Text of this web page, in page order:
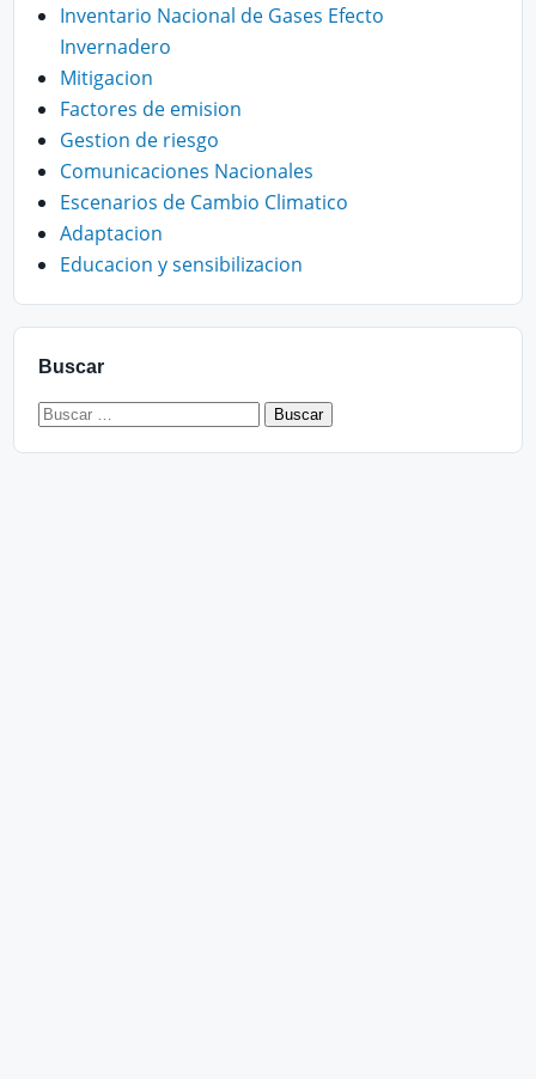
Inventario Nacional de Gases Efecto
Invernadero
Mitigacion
Factores de emision
Gestion de riesgo
Comunicaciones Nacionales
Escenarios de Cambio Climatico
Adaptacion
Educacion y sensibilizacion
Buscar
Buscar: